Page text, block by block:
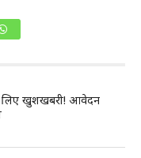
लिए खुशखबरी! आवेदन